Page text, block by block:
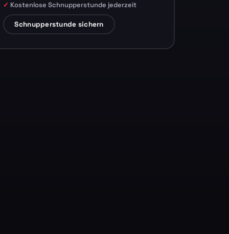
Kostenlose Schnupperstunde jederzeit
Schnupperstunde sichern